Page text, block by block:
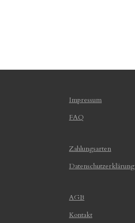
Impressum
FAQ
Zahlungsarten
Datenschutzerklärung
AGB
Kontakt